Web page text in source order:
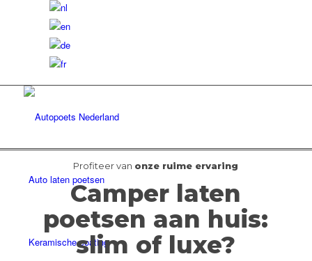
Auto laten poetsen
Keramische coating
Profiteer van onze ruime ervaring
Camper laten
poetsen aan huis:
slim of luxe?